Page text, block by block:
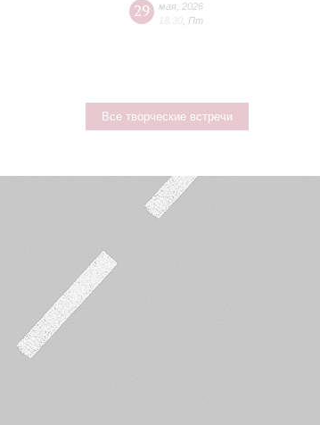
29 мая, 2026
18:30, Пт
Все творческие встречи